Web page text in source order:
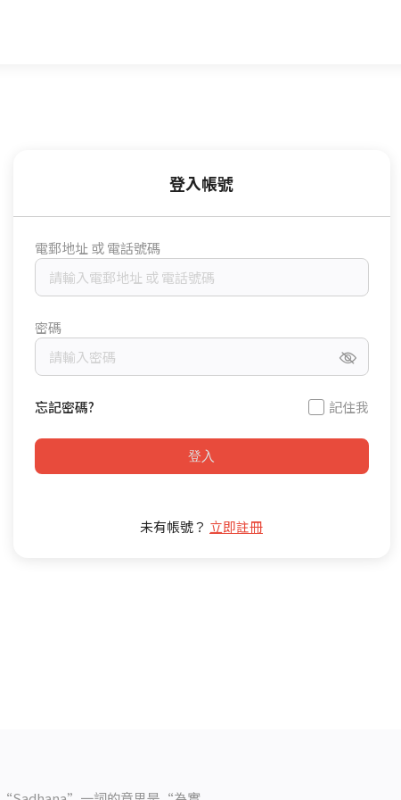
登入帳號
電郵地址 或 電話號碼
密碼
忘記密碼? 記住我
登入
未有帳號？ 立即註冊